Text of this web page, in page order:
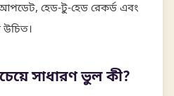
হেড-টু-হেড রেকর্ড এবং
উচিত।
সাধারণ ভুল কী?